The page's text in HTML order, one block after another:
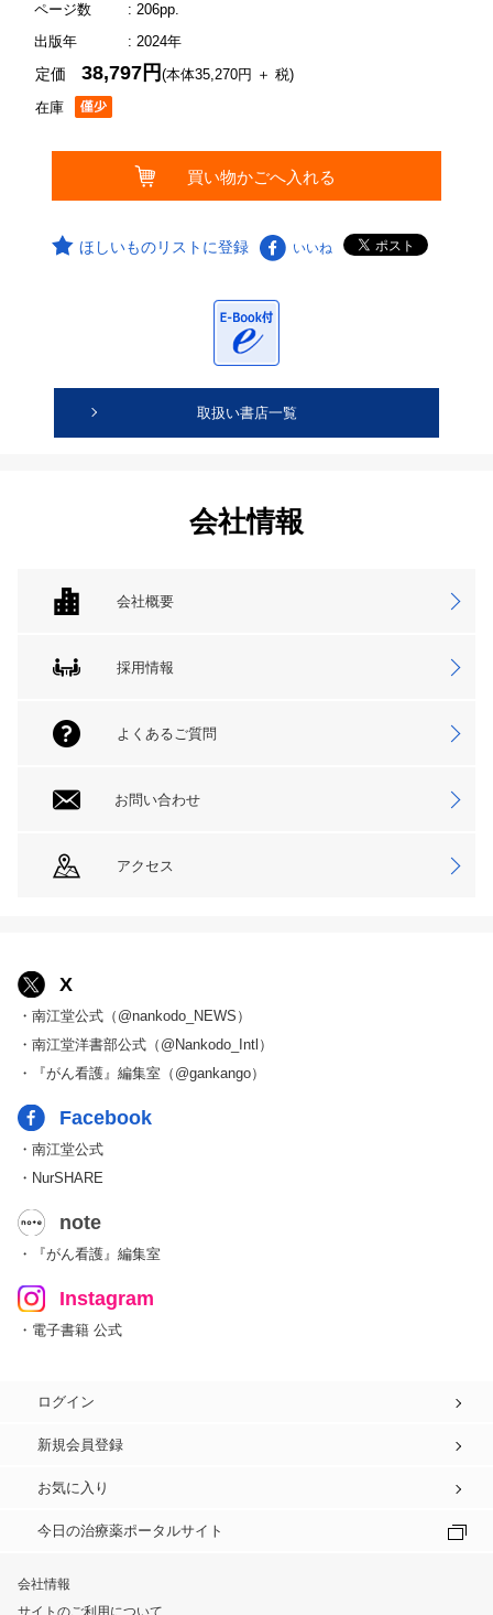
ページ数
: 206pp.
出版年
: 2024年
在庫
定価38,797円(本体35,270円 ＋ 税)
ほしいものリストに登録 いいね
取扱い書店一覧
会社情報
会社概要
採用情報
よくあるご質問
お問い合わせ
アクセス
X
・南江堂公式（@nankodo_NEWS）
・南江堂洋書部公式（@Nankodo_Intl）
・『がん看護』編集室（@gankango）
Facebook
・南江堂公式
・NurSHARE
note
・『がん看護』編集室
Instagram
・電子書籍 公式
ログイン
新規会員登録
お気に入り
今日の治療薬ポータルサイト
会社情報
サイトのご利用について